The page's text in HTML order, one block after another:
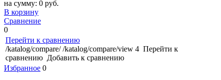
на сумму: 0 руб.
В корзину
Сравнение
0
Перейти к сравнению
/katalog/compare/ /katalog/compare/view 4 Перейти к
сравнению Добавить к сравнению
Избранное 0